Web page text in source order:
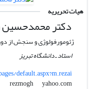
هیات تحریریه
دکتر
ژئومورفولوژی و سنجش از
استاد ـ دانشگاه تبریز
default.aspx?m.rezai
rezmogh
yahoo.com